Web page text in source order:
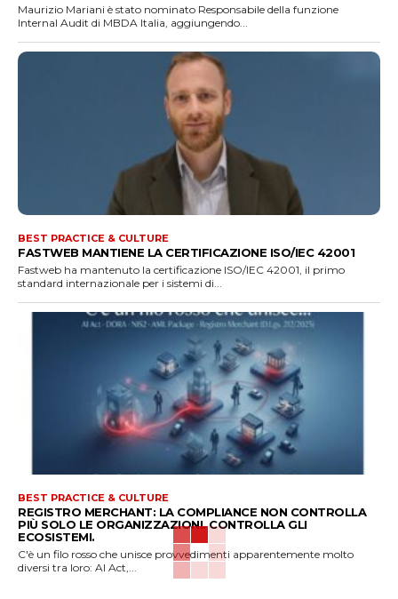
Maurizio Mariani è stato nominato Responsabile della funzione
Internal Audit di MBDA Italia, aggiungendo...
BEST PRACTICE & CULTURE
FASTWEB MANTIENE LA CERTIFICAZIONE ISO/IEC 42001
Fastweb ha mantenuto la certificazione ISO/IEC 42001, il primo
standard internazionale per i sistemi di...
BEST PRACTICE & CULTURE
REGISTRO MERCHANT: LA COMPLIANCE NON CONTROLLA
PIÙ SOLO LE ORGANIZZAZIONI. CONTROLLA GLI
ECOSISTEMI.
C'è un filo rosso che unisce provvedimenti apparentemente molto
diversi tra loro: AI Act,...